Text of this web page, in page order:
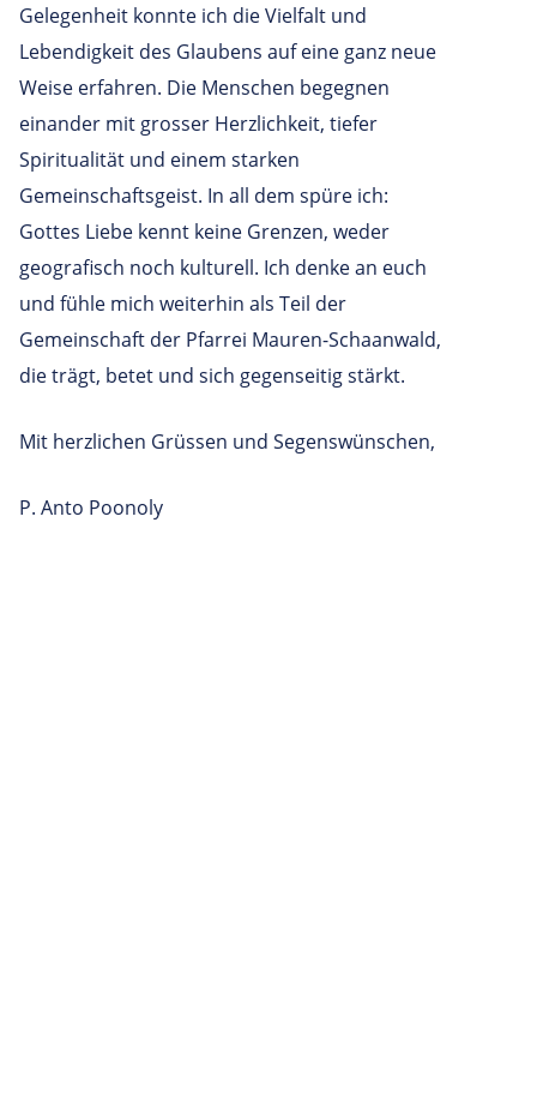
Gelegenheit konnte ich die Vielfalt und
Lebendigkeit des Glaubens auf eine ganz neue
Weise erfahren. Die Menschen begegnen
einander mit grosser Herzlichkeit, tiefer
Spiritualität und einem starken
Gemeinschaftsgeist. In all dem spüre ich:
Gottes Liebe kennt keine Grenzen, weder
geografisch noch kulturell. Ich denke an euch
und fühle mich weiterhin als Teil der
Gemeinschaft der Pfarrei Mauren-Schaanwald,
die trägt, betet und sich gegenseitig stärkt.
Mit herzlichen Grüssen und Segenswünschen,
P. Anto Poonoly